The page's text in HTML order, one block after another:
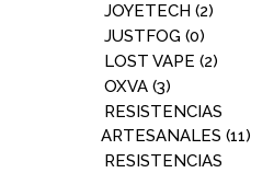
JOYETECH (2)
JUSTFOG (0)
LOST VAPE (2)
OXVA (3)
RESISTENCIAS
ARTESANALES (11)
RESISTENCIAS